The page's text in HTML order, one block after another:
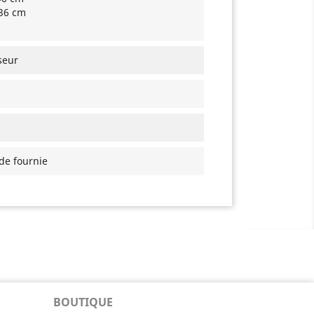
cm
fournie
BOUTIQUE